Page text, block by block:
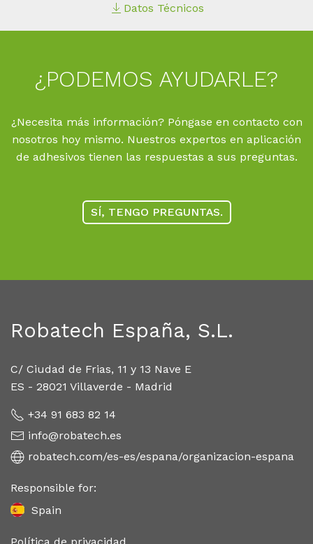
Datos Técnicos
¿PO­DE­MOS AYU­DAR­LE?
¿Necesita más información? Póngase en contacto con
nosotros hoy mismo. Nuestros expertos en aplicación
de adhesivos tienen las respuestas a sus preguntas.
SÍ, TENGO PREGUNTAS.
Robatech España, S.L.
C/ Ciudad de Frias, 11 y 13 Nave E
ES - 28021 Villaverde - Madrid
+34 91 683 82 14
info@robatech.es
robatech.com/es-es/espana/organizacion-espana
Responsible for:
Spain